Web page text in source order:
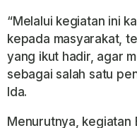
“Melalui kegiatan ini
kepada masyarakat,
yang ikut hadir, agar
sebagai salah satu
Ida.
Menurutnya, kegiatan